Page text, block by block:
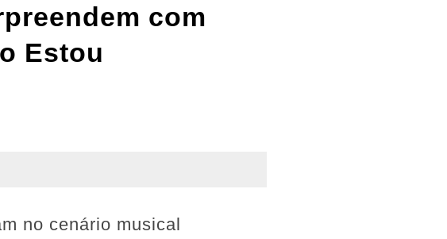
com
Estou
no cenário musical